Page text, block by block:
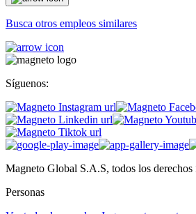
Busca otros empleos similares
Síguenos:
Magneto Global S.A.S, todos los derechos
Personas